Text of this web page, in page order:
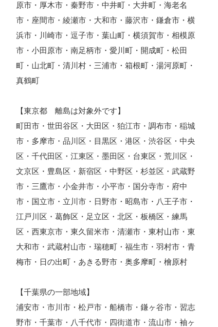
原市・厚木市・秦野市・中井町・大井町・海老名
市・座間市・綾瀬市・大和市・藤沢市・鎌倉市・横
浜市・川崎市・逗子市・葉山町・横須賀市・相模原
市・小田原市・南足柄市・愛川町・開成町・松田
町・山北町・清川村・三浦市・箱根町・湯河原町・
真鶴町
【東京都 離島は対象外です】
町田市・世田谷区・大田区・狛江市・調布市・稲城
市・多摩市・品川区・目黒区・港区・渋谷区・中央
区・千代田区・江東区・墨田区・台東区・荒川区・
文京区・豊島区・新宿区・中野区・杉並区・武蔵野
市・三鷹市・小金井市・小平市・国分寺市・府中
市・国立市・立川市・日野市・昭島市・八王子市・
江戸川区・葛飾区・足立区・北区・板橋区・練馬
区・西東京市・東久留米市・清瀬市・東村山市・東
大和市・武蔵村山市・瑞穂町・福生市・羽村市・青
梅市・日の出町・あきる野市・奥多摩町・檜原村
【千葉県の一部地域】
浦安市・市川市・松戸市・船橋市・鎌ヶ谷市・習志
野市・千葉市・八千代市・四街道市・流山市・袖ヶ